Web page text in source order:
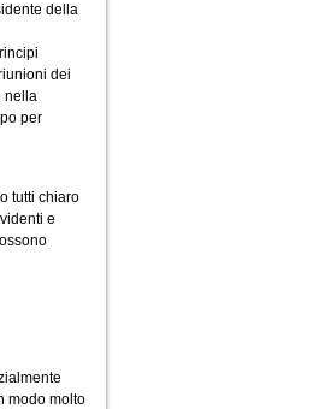
della
dei
nella
per
tutti chiaro
e
modo molto